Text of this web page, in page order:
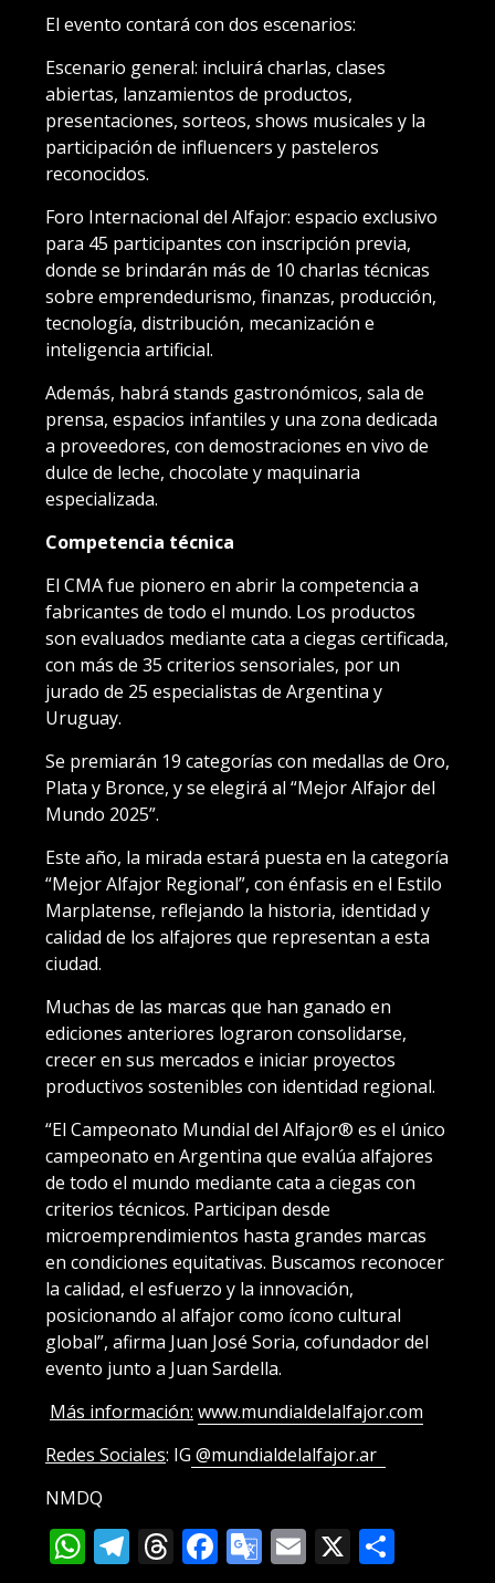
El evento contará con dos escenarios:
Escenario general: incluirá charlas, clases
abiertas, lanzamientos de productos,
presentaciones, sorteos, shows musicales y la
participación de influencers y pasteleros
reconocidos.
Foro Internacional del Alfajor: espacio exclusivo
para 45 participantes con inscripción previa,
donde se brindarán más de 10 charlas técnicas
sobre emprendedurismo, finanzas, producción,
tecnología, distribución, mecanización e
inteligencia artificial.
Además, habrá stands gastronómicos, sala de
prensa, espacios infantiles y una zona dedicada
a proveedores, con demostraciones en vivo de
dulce de leche, chocolate y maquinaria
especializada.
Competencia técnica
El CMA fue pionero en abrir la competencia a
fabricantes de todo el mundo. Los productos
son evaluados mediante cata a ciegas certificada,
con más de 35 criterios sensoriales, por un
jurado de 25 especialistas de Argentina y
Uruguay.
Se premiarán 19 categorías con medallas de Oro,
Plata y Bronce, y se elegirá al “Mejor Alfajor del
Mundo 2025”.
Este año, la mirada estará puesta en la categoría
“Mejor Alfajor Regional”, con énfasis en el Estilo
Marplatense, reflejando la historia, identidad y
calidad de los alfajores que representan a esta
ciudad.
Muchas de las marcas que han ganado en
ediciones anteriores lograron consolidarse,
crecer en sus mercados e iniciar proyectos
productivos sostenibles con identidad regional.
“El Campeonato Mundial del Alfajor® es el único
campeonato en Argentina que evalúa alfajores
de todo el mundo mediante cata a ciegas con
criterios técnicos. Participan desde
microemprendimientos hasta grandes marcas
en condiciones equitativas. Buscamos reconocer
la calidad, el esfuerzo y la innovación,
posicionando al alfajor como ícono cultural
global”, afirma Juan José Soria, cofundador del
evento junto a Juan Sardella.
Más información: www.mundialdelalfajor.com
Redes Sociales: IG @mundialdelalfajor.ar
NMDQ
WhatsApp
Telegram
Threads
Facebook
Google
Email
X